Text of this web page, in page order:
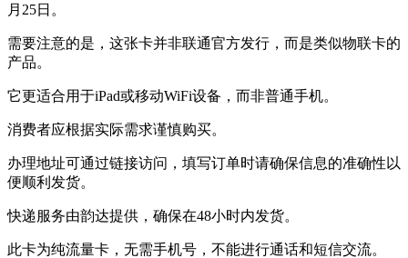
月25日。
需要注意的是，这张卡并非联通官方发行，而是类似物联卡的
产品。
它更适合用于iPad或移动WiFi设备，而非普通手机。
消费者应根据实际需求谨慎购买。
办理地址可通过链接访问，填写订单时请确保信息的准确性以
便顺利发货。
快递服务由韵达提供，确保在48小时内发货。
此卡为纯流量卡，无需手机号，不能进行通话和短信交流。